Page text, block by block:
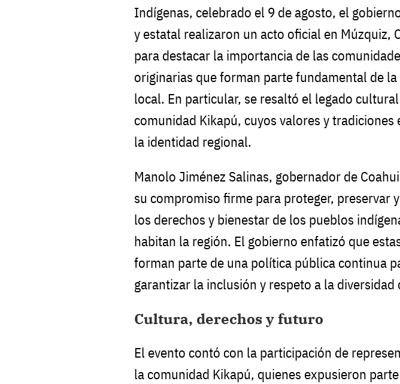
Indígenas, celebrado el 9 de agosto, el
y estatal realizaron un acto oficial en Múzquiz,
para destacar la importancia de las
originarias que forman parte fundamental de
local. En particular, se resaltó el legado
comunidad Kikapú, cuyos valores y tradiciones
la identidad regional.
Manolo Jiménez Salinas, gobernador de
su compromiso firme para proteger, preservar
los derechos y bienestar de los pueblos
habitan la región. El gobierno enfatizó que
forman parte de una política pública continua
garantizar la inclusión y respeto a la
Cultura, derechos y futuro
El evento contó con la participación de
la comunidad Kikapú, quienes expusieron